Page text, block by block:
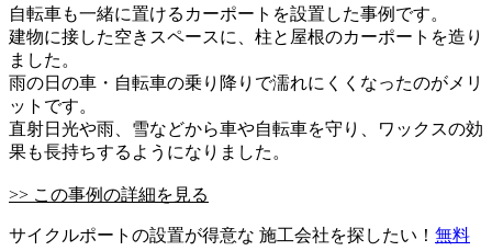
自転車も一緒に置けるカーポートを設置した事例です。
建物に接した空きスペースに、柱と屋根のカーポートを造り
ました。
雨の日の車・自転車の乗り降りで濡れにくくなったのがメリ
ットです。
直射日光や雨、雪などから車や自転車を守り、ワックスの効
果も長持ちするようになりました。
>> この事例の詳細を見る
サイクルポートの設置が得意な 施工会社を探したい！ 無料